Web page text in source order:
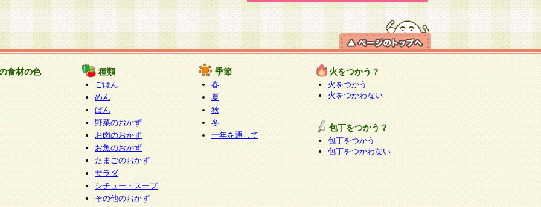
食材の色 種類
ごはん
めん
ぱん
野菜のおかず
お肉のおかず
お魚のおかず
たまごのおかず
サラダ
シチュー・スープ
その他のおかず
季節
春
夏
秋
冬
一年を通して
火をつかう？
火をつかう
火をつかわない
包丁をつかう？
包丁をつかう
包丁をつかわない